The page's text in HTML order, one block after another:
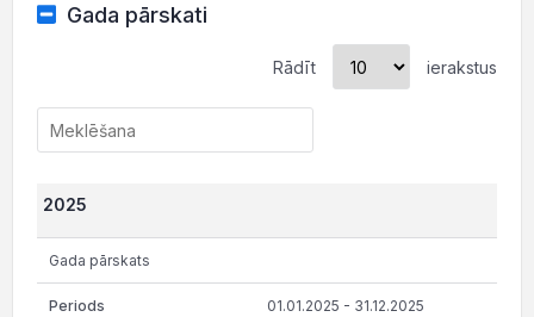
Gada pārskati
Rādīt ierakstus
2025
Gada pārskats
01.01.2025 - 31.12.2025